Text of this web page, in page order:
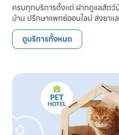
ครบทุกบริการตั้งแต่ ฝากดูแลสัตว์
บ้าน ปรึกษาแพทย์ออนไลน์ ส่งยาแ
ดูบริการทั้งหมด